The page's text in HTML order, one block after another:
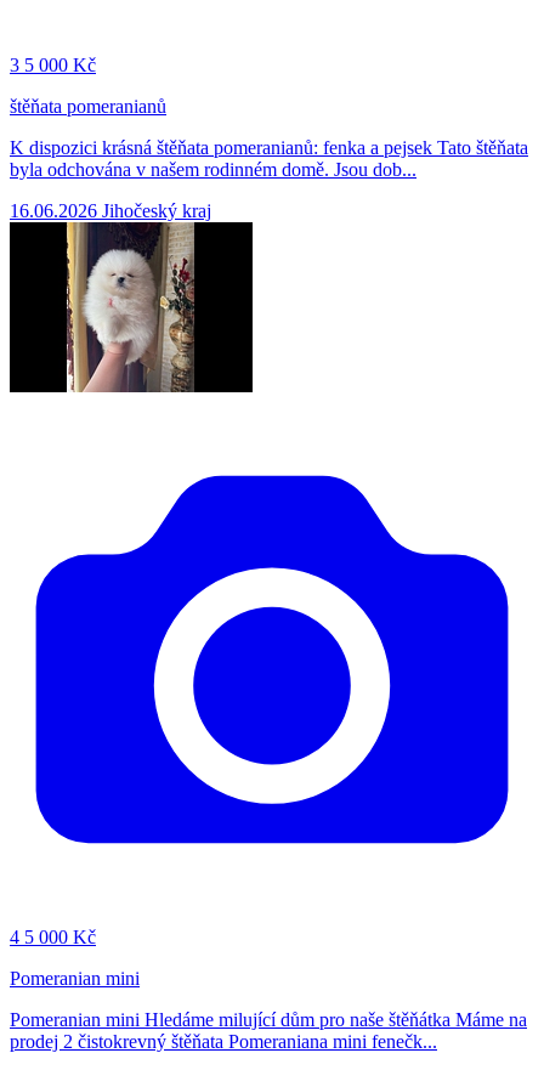
3 5 000 Kč
štěňata pomeranianů
K dispozici krásná štěňata pomeranianů: fenka a pejsek Tato štěňata
byla odchována v našem rodinném domě. Jsou dob...
16.06.2026 Jihočeský kraj
4 5 000 Kč
Pomeranian mini
Pomeranian mini Hledáme milující dům pro naše štěňátka Máme na
prodej 2 čistokrevný štěňata Pomeraniana mini fenečk...